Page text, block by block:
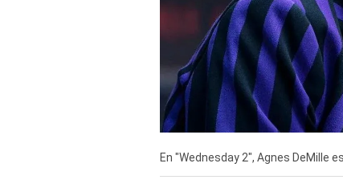
En "Wednesday 2", Agnes DeMille